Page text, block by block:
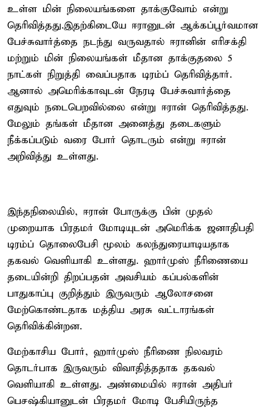
உள்ள மின் நிலையங்களை தாக்குவோம் என்று
தெரிவித்தது.இதற்கிடையே ஈரானுடன் ஆக்கப்பூர்வமான
பேச்சுவார்த்தை நடந்து வருவதால் ஈரானின் எரிசக்தி
மற்றும் மின் நிலையங்கள் மீதான தாக்குதலை 5
நாட்கள் நிறுத்தி வைப்பதாக டிரம்ப் தெரிவித்தார்.
ஆனால் அமெரிக்காவுடன் நேரடி பேச்சுவார்த்தை
எதுவும் நடைபெறவில்லை என்று ஈரான் தெரிவித்தது.
மேலும் தங்கள் மீதான அனைத்து தடைகளும்
நீக்கப்படும் வரை போர் தொடரும் என்று ஈரான்
அறிவித்து உள்ளது.
இந்தநிலையில், ஈரான் போருக்கு பின் முதல்
முறையாக பிரதமர் மோடியுடன் அமெரிக்க ஜனாதிபதி
டிரம்ப் தொலைபேசி மூலம் கலந்துரையாடியதாக
தகவல் வெளியாகி உள்ளது. ஹார்முஸ் நீரிணையை
தடையின்றி திறப்பதன் அவசியம் கப்பல்களின்
பாதுகாப்பு குறித்தும் இருவரும் ஆலோசனை
மேற்கொண்டதாக மத்திய அரசு வட்டாரங்கள்
தெரிவிக்கின்றன.
மேற்காசிய போர், ஹார்முஸ் நீரிணை நிலவரம்
தொடர்பாக இருவரும் விவாதித்ததாக தகவல்
வெளியாகி உள்ளது. அண்மையில் ஈரான் அதிபர்
பெசஷ்கியானுடன் பிரதமர் மோடி பேசியிருந்த